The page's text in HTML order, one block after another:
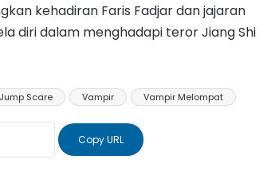
kehadiran Faris Fadjar dan jajaran
diri dalam menghadapi teror Jiang Shi
Jump Scare Vampir Vampir Melompat
Copy URL